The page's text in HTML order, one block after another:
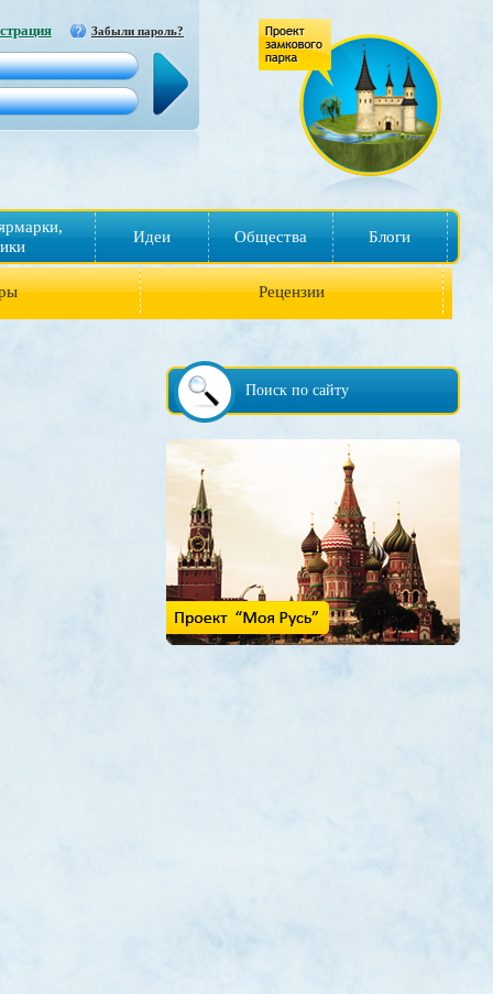
Забыли пароль?
Идеи Общества Блоги
Рецензии
Поиск по сайту